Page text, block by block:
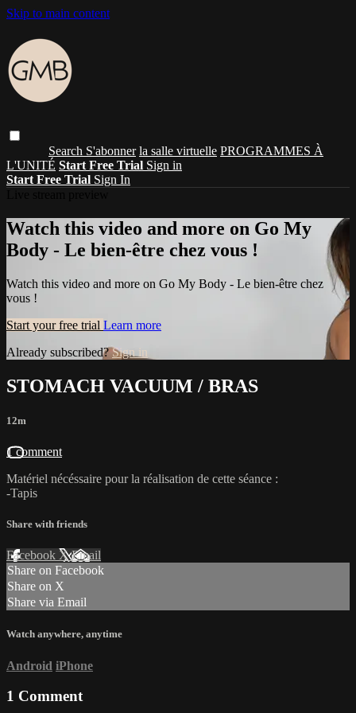
Skip to main content
Search S'abonner la salle virtuelle PROGRAMMES À
L'UNITÉ Start Free Trial Sign in
Start Free Trial Sign In
Watch this video and more on Go My
Body - Le bien-être chez vous !
Watch this video and more on Go My Body - Le bien-être chez
vous !
Start your free trial Learn more
Already subscribed?Sign in
STOMACH VACUUM / BRAS
12m
1 comment
Matériel nécéssaire pour la réalisation de cette séance :
-Tapis
Share with friends
Facebook XEmail
Share on Facebook
Share on X
Share via Email
Watch anywhere, anytime
Android iPhone
1 Comment